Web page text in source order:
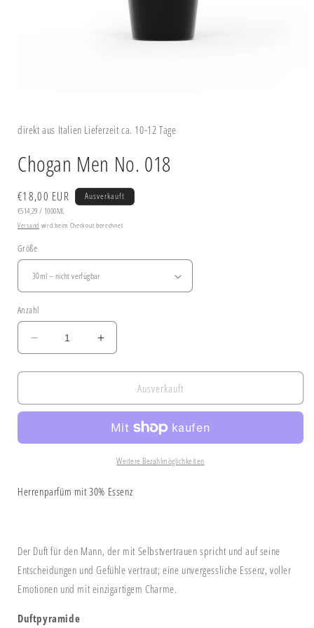
Modal
direkt aus Italien Lieferzeit ca. 10-12 Tage
Chogan Men No. 018
Normaler
Preis
€18,00 EUR
GRUNDPREIS
€514,29 / PRO
1000ML
Ausverkauft
Versand wird beim Checkout berechnet
Größe
Anzahl
Verringere
die
Menge
Chogan
018
Erhöhe
die
Menge
Chogan
No.
018
Ausverkauft
Weitere Bezahlmöglichkeiten
Herrenparfüm mit 30% Essenz
Der Duft für den Mann, der mit Selbstvertrauen spricht und auf seine
Entscheidungen und Gefühle vertraut; eine unvergessliche Essenz, voller
Emotionen und mit einzigartigem Charme.
Duftpyramide